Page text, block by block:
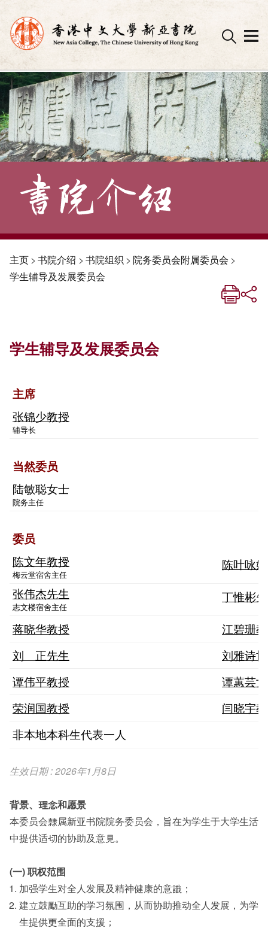
Skip
to
content
主页> 书院介绍 > 书院组织 > 院务委员会附属委员会 >
学生辅导及发展委员会
学生辅导及发展委员会
主席
张锦少教授
辅导长
当然委员
陆敏聪女士
院务主任
委员
陈文年教授
梅云堂宿舍主任
陈叶咏
张伟杰先生
志文楼宿舍主任
丁惟彬
蒋晓华教授
江碧珊
刘 正先生
刘雅诗
谭伟平教授
谭蕙芸
荣润国教授
闫晓宇
非本地本科生代表一 人
生效日期 : 2026年1月8日
背景、理念和愿景
本委员会隸属新亚书院院务委员会，旨在为学生于大学生活
中提供适切的协助及意見。
(一) 职权范围
加强学生对全人发展及精神健康的意識；
建立鼓勵互助的学习氛围，从而协助推动全人发展，为学
生提供更全面的支援；